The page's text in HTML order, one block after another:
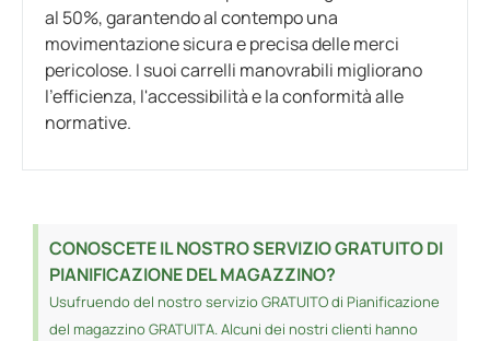
al 50%, garantendo al contempo una
movimentazione sicura e precisa delle merci
pericolose. I suoi carrelli manovrabili migliorano
l'efficienza, l'accessibilità e la conformità alle
normative.
CONOSCETE IL NOSTRO SERVIZIO GRATUITO DI
PIANIFICAZIONE DEL MAGAZZINO?
Usufruendo del nostro servizio GRATUITO di Pianificazione
del magazzino GRATUITA. Alcuni dei nostri clienti hanno